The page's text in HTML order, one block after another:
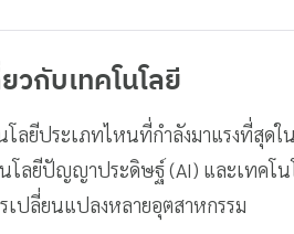
วกับเทคโนโลยี
โลยีประเภทไหนที่กำลังมาแรงที่สุด
โลยีปัญญาประดิษฐ์ (AI) และเทคโน
เปลี่ยนแปลงหลายอุตสาหกรรม